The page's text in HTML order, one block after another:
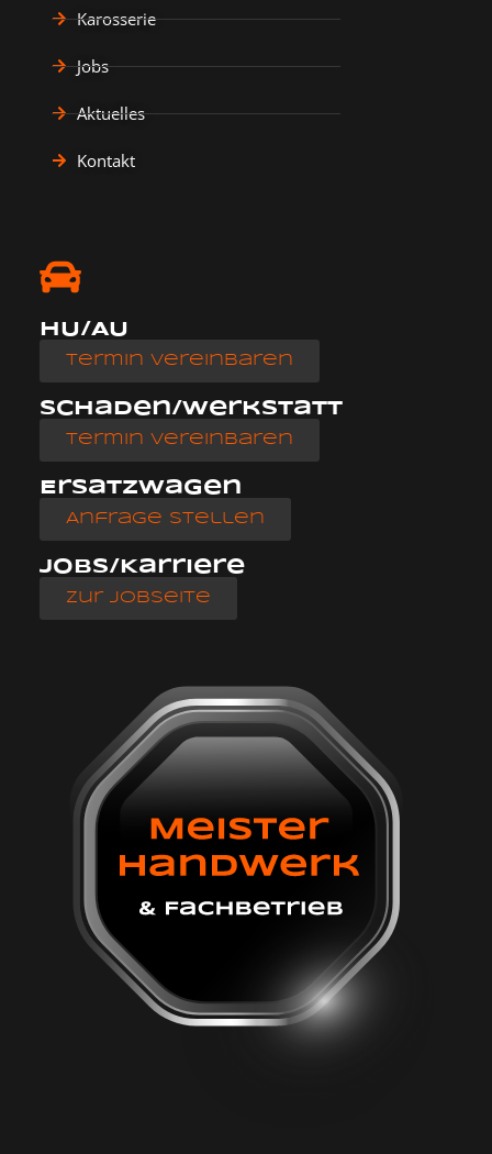
Karosserie
Jobs
Aktuelles
Kontakt
HU/AU
Termin vereinbaren
Schaden/Werkstatt
Termin vereinbaren
Ersatzwagen
Anfrage stellen
Jobs/Karriere
zur Jobseite